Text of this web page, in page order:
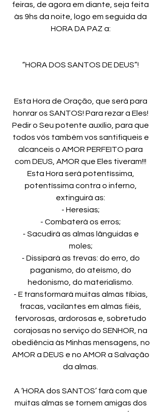
feiras, de agora em diante, seja feita
às 9hs da noite, logo em seguida da
HORA DA PAZ a:
“HORA DOS SANTOS DE DEUS”!
Esta Hora de Oração, que será para
honrar os SANTOS! Para rezar a Eles!
Pedir o Seu potente auxílio, para que
todos vós também vos santifiqueis e
alcanceis o AMOR PERFEITO para
com DEUS, AMOR que Eles tiveram!!!
Esta Hora será potentíssima,
potentíssima contra o inferno,
extinguirá as:
- Heresias;
- Combaterá os erros;
- Sacudirá as almas lânguidas e
moles;
- Dissipará as trevas: do erro, do
paganismo, do ateísmo, do
hedonismo, do materialismo.
- E transformará muitas almas tíbias,
fracas, vacilantes em almas fiéis,
fervorosas, ardorosas e, sobretudo
corajosas no serviço do SENHOR, na
obediência às Minhas mensagens, no
AMOR a DEUS e no AMOR a Salvação
da almas.
A ‘HORA dos SANTOS’ fará com que
muitas almas se tornem amigas dos